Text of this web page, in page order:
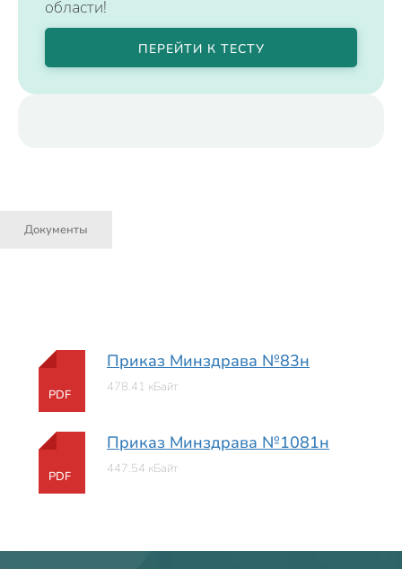
области!
ПЕРЕЙТИ К ТЕСТУ
Документы
PDF
Приказ Минздрава №83н
478.41 кБайт
PDF
Приказ Минздрава №1081н
447.54 кБайт